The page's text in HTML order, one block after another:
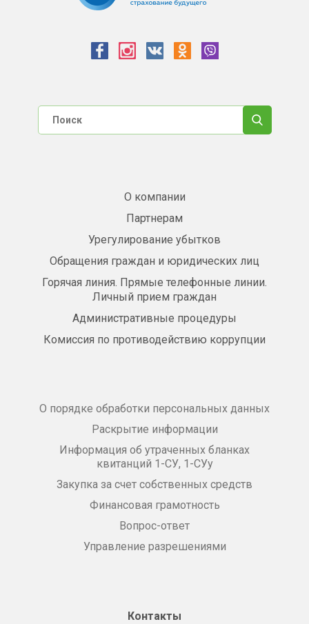
О компании
Партнерам
Урегулирование убытков
Обращения граждан и юридических лиц
Горячая линия. Прямые телефонные линии.
Личный прием граждан
Административные процедуры
Комиссия по противодействию коррупции
О порядке обработки персональных данных
Раскрытие информации
Информация об утраченных бланках
квитанций 1-СУ, 1-СУу
Закупка за счет собственных средств
Финансовая грамотность
Вопрос-ответ
Управление разрешениями
Контакты